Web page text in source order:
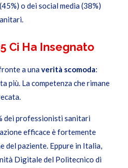
o dei social media (38%)
Ci Ha Insegnato
a unaverità scomoda:
più. La competenza che rimane
dei professionisti sanitari
efficace è fortemente
del paziente. Eppure in Italia,
Digitale del Politecnico di